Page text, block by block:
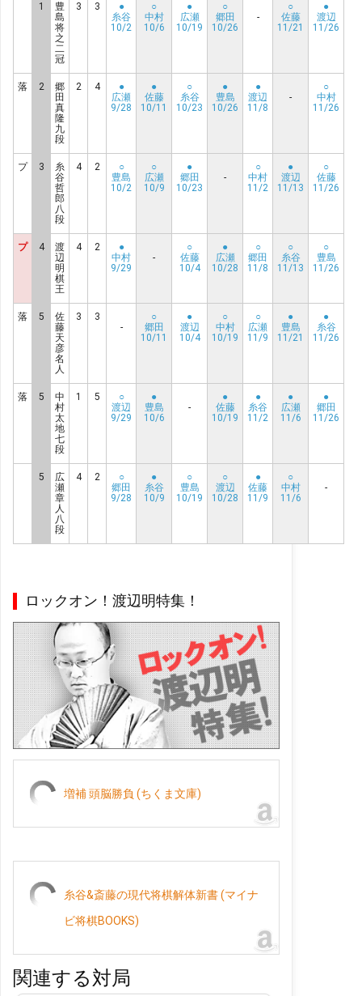
1
豊
島
将
之
二
冠
3 3
●
糸谷
10/2
○
中村
10/6
●
広瀬
10/19
○
郷田
10/26
-
○
佐藤
11/21
●
渡辺
11/26
落 2
郷
田
真
隆
九
段
2 4
●
広瀬
9/28
●
佐藤
10/11
○
糸谷
10/23
●
豊島
10/26
●
渡辺
11/8
-
○
中村
11/26
プ 3
糸
谷
哲
郎
八
段
4 2
○
豊島
10/2
○
広瀬
10/9
●
郷田
10/23
-
○
中村
11/2
●
渡辺
11/13
○
佐藤
11/26
プ 4
渡
辺
明
棋
王
4 2
●
中村
9/29
-
○
佐藤
10/4
●
広瀬
10/28
○
郷田
11/8
○
糸谷
11/13
○
豊島
11/26
落 5
佐
藤
天
彦
名
人
3
3
-
○
郷田
10/11
●
渡辺
10/4
○
中村
10/19
○
広瀬
11/9
●
豊島
11/21
●
糸谷
11/26
落 5
中
村
太
地
七
段
1 5
○
渡辺
9/29
●
豊島
10/6
-
●
佐藤
10/19
●
糸谷
11/2
●
広瀬
11/6
●
郷田
11/26
5
広
瀬
章
人
八
段
4 2
○
郷田
9/28
●
糸谷
10/9
○
豊島
10/19
○
渡辺
10/28
●
佐藤
11/9
○
中村
11/6
-
ロックオン！渡辺明特集！
増補 頭脳勝負 (ちくま文庫)
糸谷&斎藤の現代将棋解体新書 (マイナ
ビ将棋BOOKS)
関連する対局